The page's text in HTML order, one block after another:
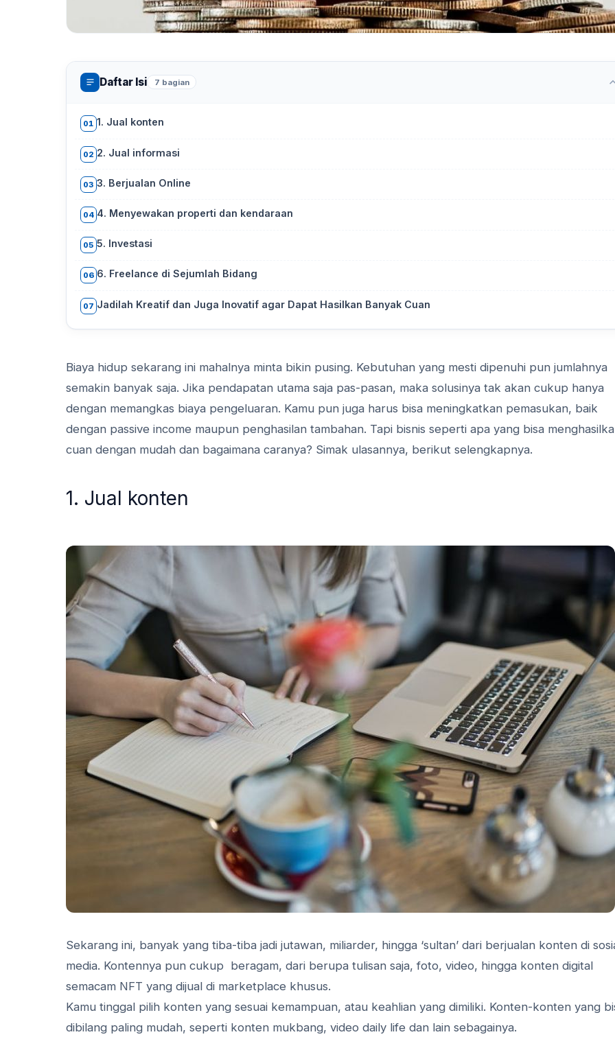
Daftar Isi 7 bagian
01 1. Jual konten
02 2. Jual informasi
03 3. Berjualan Online
04 4. Menyewakan properti dan kendaraan
05 5. Investasi
06 6. Freelance di Sejumlah Bidang
07 Jadilah Kreatif dan Juga Inovatif agar Dapat Hasilkan Banyak Cuan
Biaya hidup sekarang ini mahalnya minta bikin pusing. Kebutuhan yang mesti dipenuhi pun jumlahnya
semakin banyak saja. Jika pendapatan utama saja pas-pasan, maka solusinya tak akan cukup hanya
dengan memangkas biaya pengeluaran. Kamu pun juga harus bisa meningkatkan pemasukan, baik
dengan passive income maupun penghasilan tambahan. Tapi bisnis seperti apa yang bisa
cuan dengan mudah dan bagaimana caranya? Simak ulasannya, berikut selengkapnya.
1. Jual konten
Sekarang ini, banyak yang tiba-tiba jadi jutawan, miliarder, hingga ‘sultan’ dari berjualan konten di
media. Kontennya pun cukup beragam, dari berupa tulisan saja, foto, video, hingga konten digital
semacam NFT yang dijual di marketplace khusus.
Kamu tinggal pilih konten yang sesuai kemampuan, atau keahlian yang dimiliki. Konten-konten yang
dibilang paling mudah, seperti konten mukbang, video daily life dan lain sebagainya.